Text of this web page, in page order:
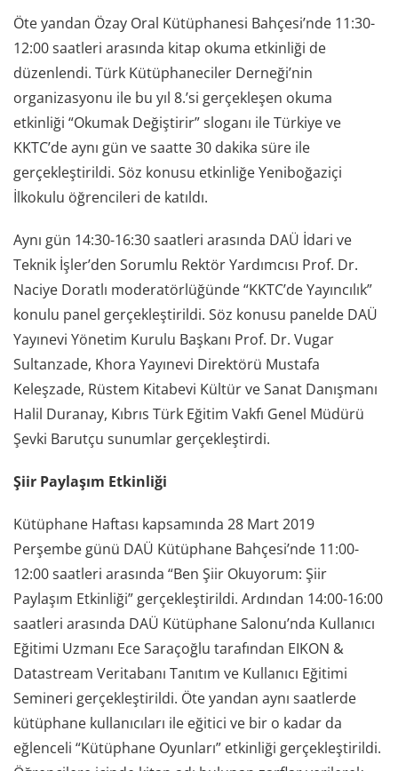
Öte yandan Özay Oral Kütüphanesi Bahçesi’nde 11:30-
12:00 saatleri arasında kitap okuma etkinliği de
düzenlendi. Türk Kütüphaneciler Derneği’nin
organizasyonu ile bu yıl 8.’si gerçekleşen okuma
etkinliği “Okumak Değiştirir” sloganı ile Türkiye ve
KKTC’de aynı gün ve saatte 30 dakika süre ile
gerçekleştirildi. Söz konusu etkinliğe Yeniboğaziçi
İlkokulu öğrencileri de katıldı.
Aynı gün 14:30-16:30 saatleri arasında DAÜ İdari ve
Teknik İşler’den Sorumlu Rektör Yardımcısı Prof. Dr.
Naciye Doratlı moderatörlüğünde “KKTC’de Yayıncılık”
konulu panel gerçekleştirildi. Söz konusu panelde DAÜ
Yayınevi Yönetim Kurulu Başkanı Prof. Dr. Vugar
Sultanzade, Khora Yayınevi Direktörü Mustafa
Keleşzade, Rüstem Kitabevi Kültür ve Sanat Danışmanı
Halil Duranay, Kıbrıs Türk Eğitim Vakfı Genel Müdürü
Şevki Barutçu sunumlar gerçekleştirdi.
Şiir Paylaşım Etkinliği
Kütüphane Haftası kapsamında 28 Mart 2019
Perşembe günü DAÜ Kütüphane Bahçesi’nde 11:00-
12:00 saatleri arasında “Ben Şiir Okuyorum: Şiir
Paylaşım Etkinliği” gerçekleştirildi. Ardından 14:00-16:00
saatleri arasında DAÜ Kütüphane Salonu’nda Kullanıcı
Eğitimi Uzmanı Ece Saraçoğlu tarafından EIKON &
Datastream Veritabanı Tanıtım ve Kullanıcı Eğitimi
Semineri gerçekleştirildi. Öte yandan aynı saatlerde
kütüphane kullanıcıları ile eğitici ve bir o kadar da
eğlenceli “Kütüphane Oyunları” etkinliği gerçekleştirildi.